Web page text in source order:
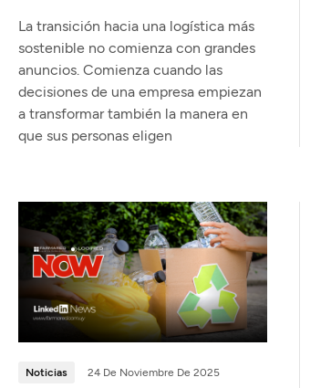
La transición hacia una logística más
sostenible no comienza con grandes
anuncios. Comienza cuando las
decisiones de una empresa empiezan
a transformar también la manera en
que sus personas eligen
Noticias 24 De Noviembre De 2025